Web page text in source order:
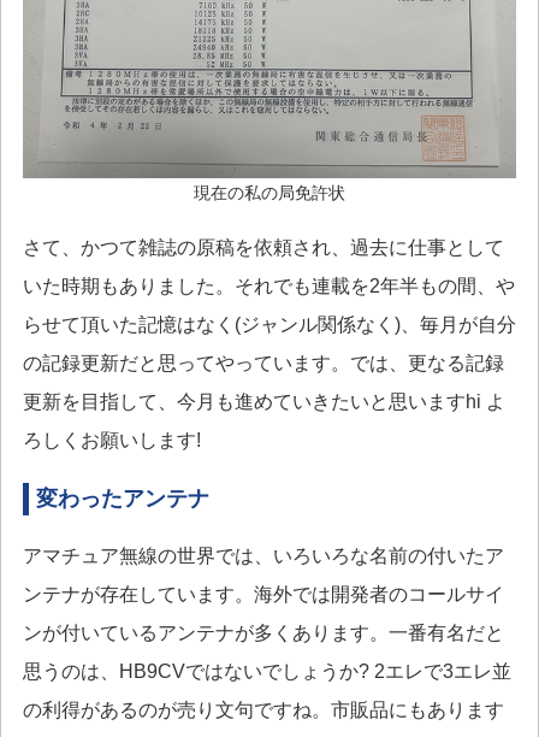
現在の私の局免許状
さて、かつて雑誌の原稿を依頼され、過去に仕事として
いた時期もありました。それでも連載を2年半もの間、や
らせて頂いた記憶はなく(ジャンル関係なく)、毎月が自分
の記録更新だと思ってやっています。では、更なる記録
更新を目指して、今月も進めていきたいと思いますhi よ
ろしくお願いします!
変わったアンテナ
アマチュア無線の世界では、いろいろな名前の付いたア
ンテナが存在しています。海外では開発者のコールサイ
ンが付いているアンテナが多くあります。一番有名だと
思うのは、HB9CVではないでしょうか? 2エレで3エレ並
の利得があるのが売り文句ですね。市販品にもあります